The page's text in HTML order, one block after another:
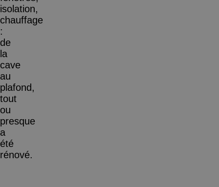
isolation,
chauffage
:
de
la
cave
au
plafond,
tout
ou
presque
a
été
rénové.